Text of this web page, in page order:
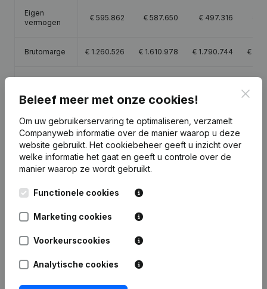
Eigen
vermogen
€ 595.862 € 587.650 € 497.316
Brutomarge € 1.260.526 € 1.610.978 € 1.790.744 €
Publicatiesvan Hubitools
Datum Publicatie
Statuten (Vertaling, Coördinatie,
Ontslagnemingen, Benoemingen
04-10-2023 Ontslagnemingen, Benoemingen
Beleef meer met onze cookies!
Om uw gebruikerservaring te optimaliseren, verzamelt
Companyweb informatie over de manier waarop u deze
website gebruikt. Het cookiebeheer geeft u inzicht over
welke informatie het gaat en geeft u controle over de
manier waarop ze wordt gebruikt.
Functionele cookies
Marketing cookies
Voorkeurscookies
Analytische cookies